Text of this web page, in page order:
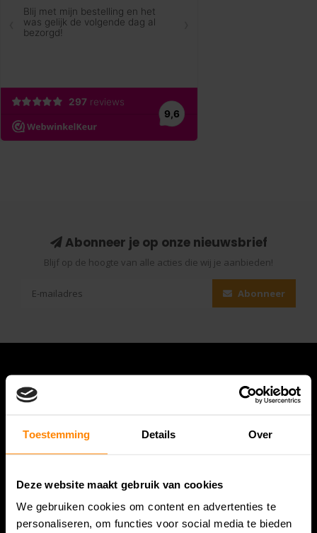
Toestemming Details Over
Deze website maakt gebruik van cookies
We gebruiken cookies om content en advertenties te
personaliseren, om functies voor social media te bieden
Abonneer je op onze nieuwsbrief
Blijf op de hoogte van alle acties die wij je aanbieden!
Abonneer
Bespanracket.nl is dé racketspecialist van Lelystad en
omstreken.